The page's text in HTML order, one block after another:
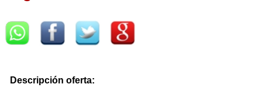
Descripción oferta: